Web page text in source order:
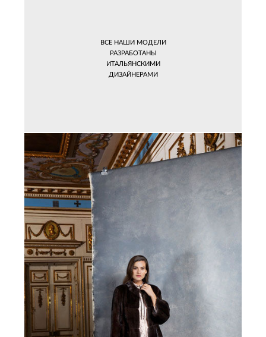
ВСЕ НАШИ МОДЕЛИ
РАЗРАБОТАНЫ
ИТАЛЬЯНСКИМИ
ДИЗАЙНЕРАМИ